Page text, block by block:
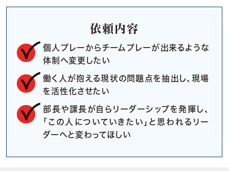
依頼内容
個人プレーからチームプレーが出来るような
体制へ変更したい
働く人が抱える現状の問題点を抽出し、現場
を活性化させたい
部長や課長が自らリーダーシップを発揮し、
「この人についていきたい」と思われるリー
ダーへと変わってほしい